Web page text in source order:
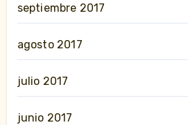
septiembre 2017
agosto 2017
julio 2017
junio 2017